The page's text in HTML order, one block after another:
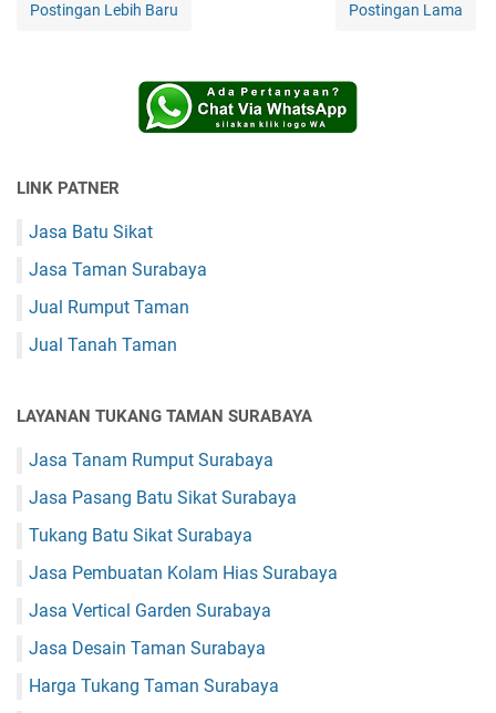
Postingan Lebih Baru Postingan Lama
LINK PATNER
Jasa Batu Sikat
Jasa Taman Surabaya
Jual Rumput Taman
Jual Tanah Taman
LAYANAN TUKANG TAMAN SURABAYA
Jasa Tanam Rumput Surabaya
Jasa Pasang Batu Sikat Surabaya
Tukang Batu Sikat Surabaya
Jasa Pembuatan Kolam Hias Surabaya
Jasa Vertical Garden Surabaya
Jasa Desain Taman Surabaya
Harga Tukang Taman Surabaya